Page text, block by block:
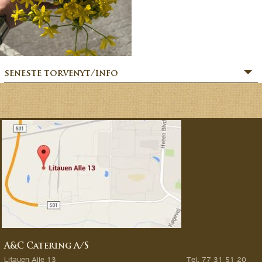
seneste torvenyt/info
» SOMMERHILSEN:
» BÆR-FEKT SOMMER!
» MERE MARKVÆRK MAGI:
» Sommerfesten er i gang:
» MAGIEN FRA MARKVÆRK:
» VORES EVENTYRLIGE VERDEN:
» FORÅRSFESTEN ER I GANG:
A&C Catering A/S
Litauen Alle 13
Tel. 77 31 51 20